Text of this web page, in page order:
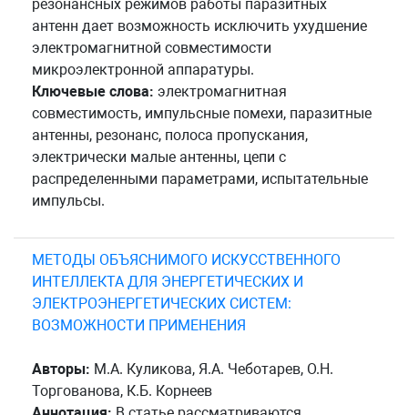
резонансных режимов работы паразитных
антенн дает возможность исключить ухудшение
электромагнитной совместимости
микроэлектронной аппаратуры.
Ключевые слова: электромагнитная
совместимость, импульсные помехи, паразитные
антенны, резонанс, полоса пропускания,
электрически малые антенны, цепи с
распределенными параметрами, испытательные
импульсы.
МЕТОДЫ ОБЪЯСНИМОГО ИСКУССТВЕННОГО
ИНТЕЛЛЕКТА ДЛЯ ЭНЕРГЕТИЧЕСКИХ И
ЭЛЕКТРОЭНЕРГЕТИЧЕСКИХ СИСТЕМ:
ВОЗМОЖНОСТИ ПРИМЕНЕНИЯ
Авторы: М.А. Куликова, Я.А. Чеботарев, О.Н.
Торгованова, К.Б. Корнеев